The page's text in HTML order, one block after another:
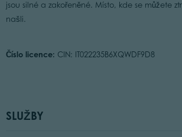
jsou silné a zakořeněné. Místo, kde se můžete
našli.
Číslo licence: CIN: IT022235B6XQWDF9D8
SLUŽBY